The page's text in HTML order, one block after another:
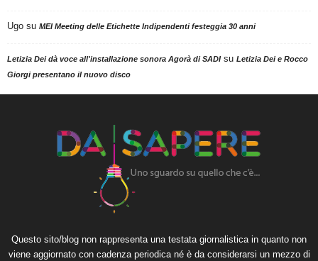
Ugo su MEI Meeting delle Etichette Indipendenti festeggia 30 anni
Letizia Dei dà voce all'installazione sonora Agorà di SADIsu Letizia Dei e Rocco
Giorgi presentano il nuovo disco
Questo sito/blog non rappresenta una testata giornalistica in quanto non
viene aggiornato con cadenza periodica né è da considerarsi un mezzo di